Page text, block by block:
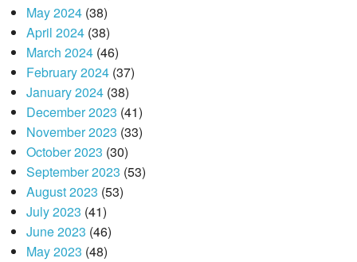
May 2024(38)
April 2024(38)
March 2024(46)
February 2024(37)
January 2024(38)
December 2023 (41)
November 2023 (33)
October 2023 (30)
September 2023 (53)
August 2023 (53)
July 2023 (41)
June 2023 (46)
May 2023 (48)